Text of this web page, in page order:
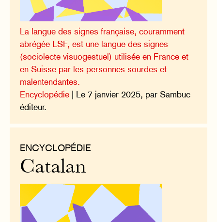
La langue des signes française, couramment
abrégée LSF, est une langue des signes
(sociolecte visuogestuel) utilisée en France et
en Suisse par les personnes sourdes et
malentendantes.
Encyclopédie | Le 7 janvier 2025, par Sambuc
éditeur.
ENCYCLOPÉDIE
Catalan